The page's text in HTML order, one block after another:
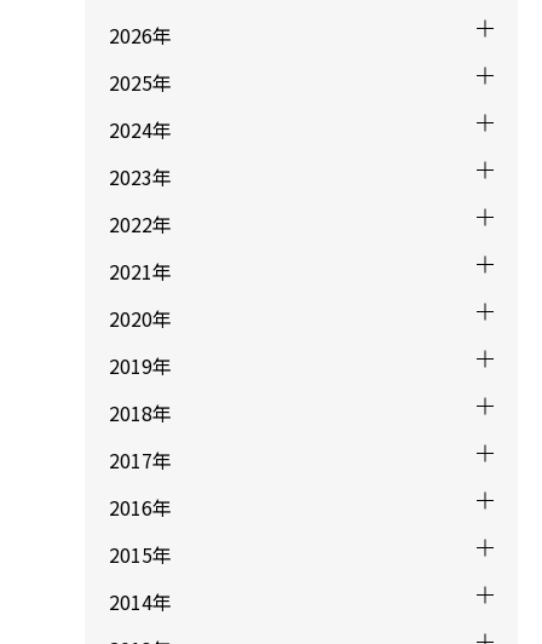
2026年
2025年
2024年
2023年
2022年
2021年
2020年
2019年
2018年
2017年
2016年
2015年
2014年